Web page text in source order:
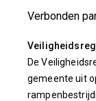
Verbonden
De
gemeente uit